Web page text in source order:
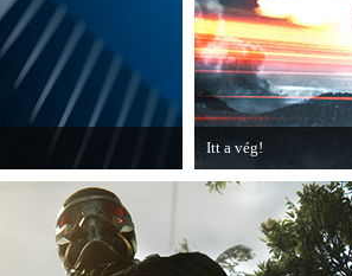
Itt a vég!
Hamarosan minden